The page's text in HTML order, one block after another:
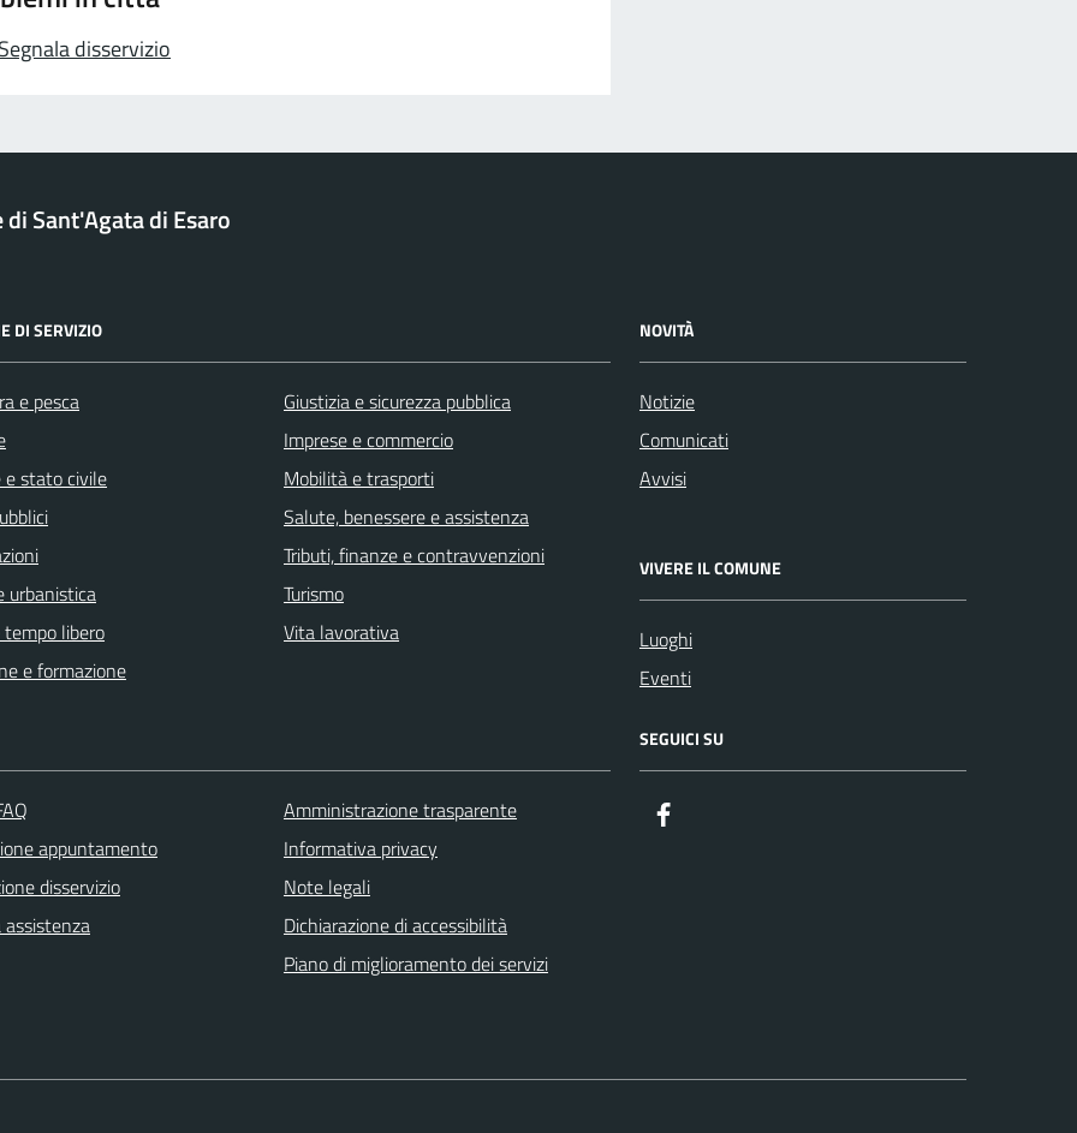
Segnala disservizio
di Sant'Agata di Esaro
DI SERVIZIO
e pesca
e stato civile
urbanistica
libero
e formazione
Giustizia e sicurezza pubblica
Imprese e commercio
Mobilità e trasporti
Salute, benessere e assistenza
Tributi, finanze e contravvenzioni
Turismo
Vita lavorativa
NOVITÀ
Notizie
Comunicati
Avvisi
VIVERE IL COMUNE
Luoghi
Eventi
appuntamento
disservizio
assistenza
Amministrazione trasparente
Informativa privacy
Note legali
Dichiarazione di accessibilità
Piano di miglioramento dei servizi
SEGUICI SU